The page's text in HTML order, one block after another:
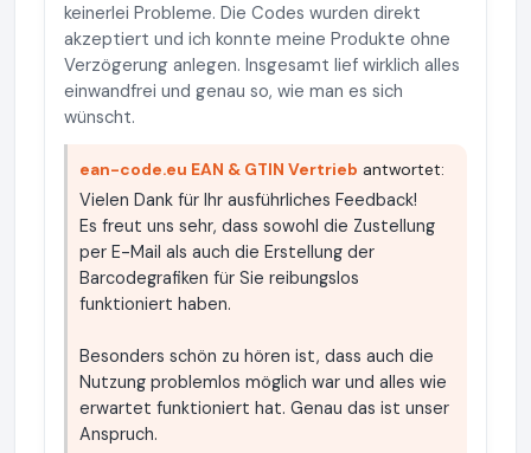
keinerlei Probleme. Die Codes wurden direkt
akzeptiert und ich konnte meine Produkte ohne
Verzögerung anlegen. Insgesamt lief wirklich alles
einwandfrei und genau so, wie man es sich
wünscht.
ean-code.eu EAN & GTIN Vertrieb antwortet:
Vielen Dank für Ihr ausführliches Feedback!
Es freut uns sehr, dass sowohl die Zustellung
per E-Mail als auch die Erstellung der
Barcodegrafiken für Sie reibungslos
funktioniert haben.
Besonders schön zu hören ist, dass auch die
Nutzung problemlos möglich war und alles wie
erwartet funktioniert hat. Genau das ist unser
Anspruch.